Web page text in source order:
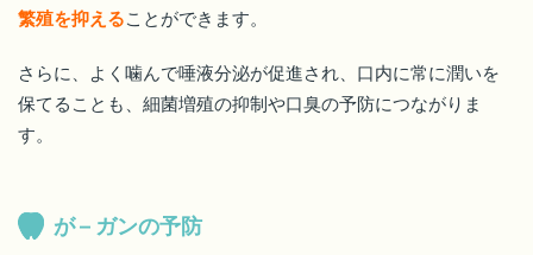
繁殖を抑えることができます。
さらに、よく噛んで唾液分泌が促進され、口内に常に潤いを
保てることも、細菌増殖の抑制や口臭の予防につながりま
す。
が – ガンの予防